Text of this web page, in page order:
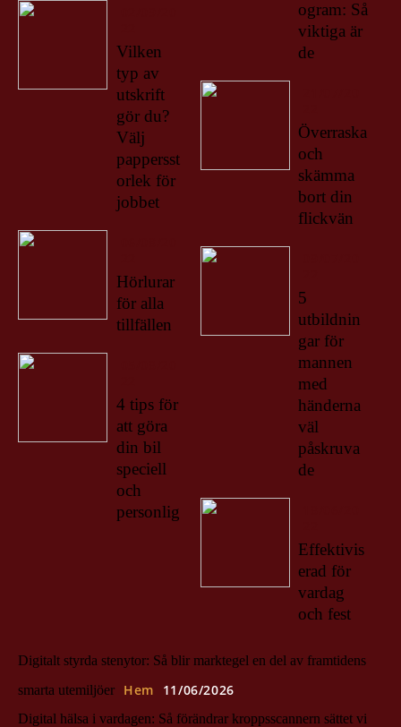
Vilken
typ av
utskrift
gör du?
Välj
pappersst
orlek för
jobbet
Hörlurar
för alla
tillfällen
4 tips för
att göra
din bil
speciell
och
personlig
ogram: Så
viktiga är
de
Överraska
och
skämma
bort din
flickvän
5
utbildnin
gar för
mannen
med
händerna
väl
påskruva
de
Effektivis
erad för
vardag
och fest
Digitalt styrda stenytor: Så blir marktegel en del av framtidens
smarta utemiljöer
Hem 11/06/2026
Digital hälsa i vardagen: Så förändrar kroppsscannern sättet vi